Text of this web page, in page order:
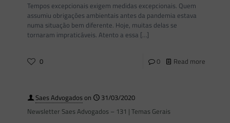
Tempos excepcionais exigem medidas excepcionais. Quem
assumiu obrigações ambientais antes da pandemia estava
numa situação bem diferente. Hoje, muitas delas se
tornaram impraticáveis. Atento a essa […]
0 0 Read more
Saes Advogadoson
31/03/2020
Newsletter Saes Advogados – 131 | Temas Gerais